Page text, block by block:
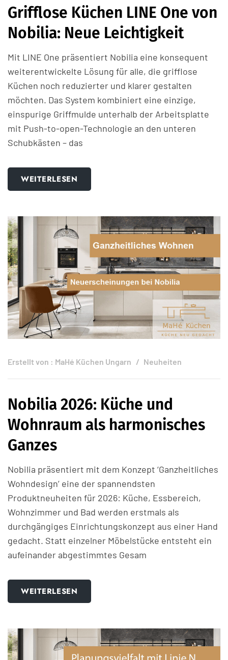
Grifflose Küchen LINE One von
Nobilia: Neue Leichtigkeit
Mit LINE One präsentiert Nobilia eine konsequent
weiterentwickelte Lösung für alle, die grifflose
Küchen noch reduzierter und klarer gestalten
möchten. Das System kombiniert eine einzige,
einspurige Griffmulde unterhalb der Arbeitsplatte
mit Push-to-open-Technologie an den unteren
Schubkästen – das
WEITERLESEN
Erstellt von : MaHé Küchen Ungarn Neuheiten
Nobilia 2026: Küche und
Wohnraum als harmonisches
Ganzes
Nobilia präsentiert mit dem Konzept ‘Ganzheitliches
Wohndesign’ eine der spannendsten
Produktneuheiten für 2026: Küche, Essbereich,
Wohnzimmer und Bad werden erstmals als
durchgängiges Einrichtungskonzept aus einer Hand
gedacht. Statt einzelner Möbelstücke entsteht ein
aufeinander abgestimmtes Gesam
WEITERLESEN